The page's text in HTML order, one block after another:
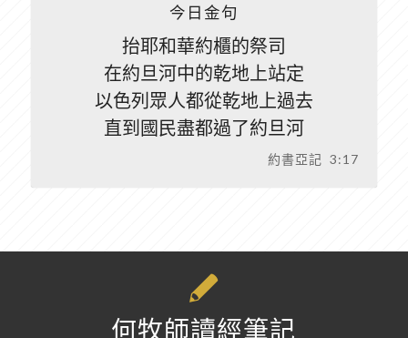
今日金句
抬耶和華約櫃的祭司
在約旦河中的乾地上站定
以色列眾人都從乾地上過去
直到國民盡都過了約旦河
約書亞記 3:17
何牧師讀經筆記